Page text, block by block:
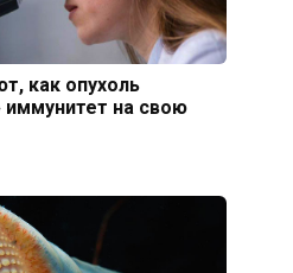
как опухоль
иммунитет на свою